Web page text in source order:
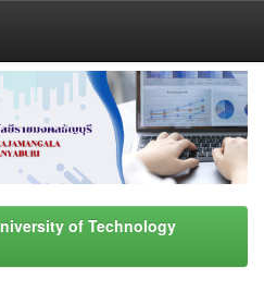
of Technology